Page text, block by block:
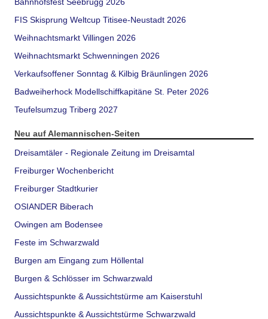
FIS Skisprung Weltcup Titisee-Neustadt 2026
Weihnachtsmarkt Villingen 2026
Weihnachtsmarkt Schwenningen 2026
Verkaufsoffener Sonntag & Kilbig Bräunlingen 2026
Badweiherhock Modellschiffkapitäne St. Peter 2026
Teufelsumzug Triberg 2027
Neu auf Alemannischen-Seiten
Dreisamtäler - Regionale Zeitung im Dreisamtal
Freiburger Wochenbericht
Freiburger Stadtkurier
OSIANDER Biberach
Owingen am Bodensee
Feste im Schwarzwald
Burgen am Eingang zum Höllental
Burgen & Schlösser im Schwarzwald
Aussichtspunkte & Aussichtstürme am Kaiserstuhl
Aussichtspunkte & Aussichtstürme Schwarzwald